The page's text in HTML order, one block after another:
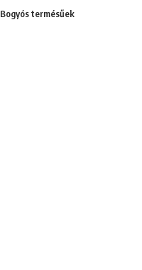
Bogyós termésűek